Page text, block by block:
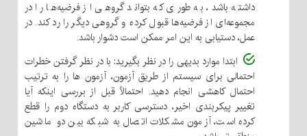
داشته باشد، به طوری که بتواند گروهی از فرضیه‌ها را در
مجموعه‌ای از فرضیه‌ها قبول کرده و گروهی دیگر را رد کند. در
عمل، دستیابی به این امر ممکن است دشوار باشد.
ابتدا موارد بدیهی را در نظر بگیرید: با در نظر گرفتن خطرات
احتمالی برای سیستم از طریق آزمون، آزمون ها را به ترتیب
احتمال کاهشی انجام دهید. احتمالاً قبل از بررسی اینکه آیا
تغییر پیکربندی اخیر، دسترسی کاربر به دستگاه دوم را قطع
کرده است، آزمون مشکلات اتصال به شبکه بین دو ماشین